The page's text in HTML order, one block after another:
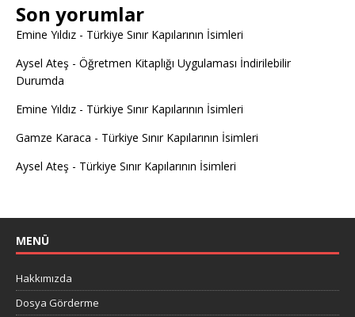
Son yorumlar
Emine Yıldız - Türkiye Sınır Kapılarının İsimleri
Aysel Ateş - Öğretmen Kitaplığı Uygulaması İndirilebilir
Durumda
Emine Yıldız - Türkiye Sınır Kapılarının İsimleri
Gamze Karaca - Türkiye Sınır Kapılarının İsimleri
Aysel Ateş - Türkiye Sınır Kapılarının İsimleri
MENÜ
Hakkımızda
Dosya Görderme